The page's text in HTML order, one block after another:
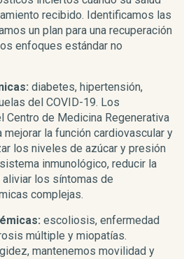
recibido. Identificamos las
un plan para una recuperación
enfoques estándar no
diabetes, hipertensión,
del COVID-19. Los
Centro de Medicina Regenerativa
mejorar la función cardiovascular y
los niveles de azúcar y presión
inmunológico, reducir la
aliviar los síntomas de
complejas.
escoliosis, enfermedad
múltiple y miopatías.
mantenemos movilidad y